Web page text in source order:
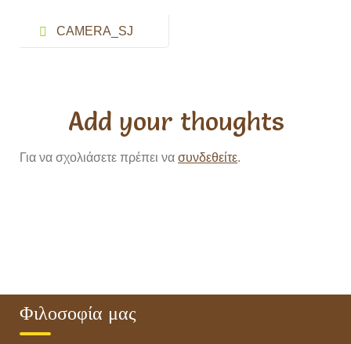
navigationCAMERA_SJ
Add your thoughts
Για να σχολιάσετε πρέπει να συνδεθείτε.
Φιλοσοφία μας